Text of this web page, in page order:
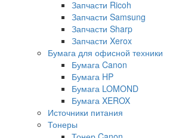
Запчасти Ricoh
Запчасти Samsung
Запчасти Sharp
Запчасти Xerox
Бумага для офисной техники
Бумага Canon
Бумага HP
Бумага LOMOND
Бумага XEROX
Источники питания
Тонеры